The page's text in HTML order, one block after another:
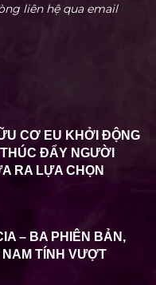
liên hệ qua email
CƠ EU KHỞI ĐỘNG
ĐẨY NGƯỜI
RA LỰA CHỌN
– BA PHIÊN BẢN,
TÍNH VƯỢT